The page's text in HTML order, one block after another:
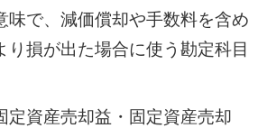
味で、減価償却や手数料を含め
り損が出た場合に使う勘定科目
定資産売却益・固定資産売却